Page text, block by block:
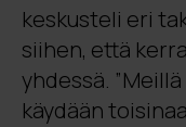
keskusteli eri
siihen, että
yhdessä.
käydään